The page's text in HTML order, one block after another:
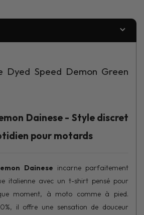
Dyed Speed Demon Green
Dainese - Style discret
pour motards
Dainese incarne parfaitement
italienne avec un t-shirt pensé pour
moment, à moto comme à pied.
il offre une sensation de douceur